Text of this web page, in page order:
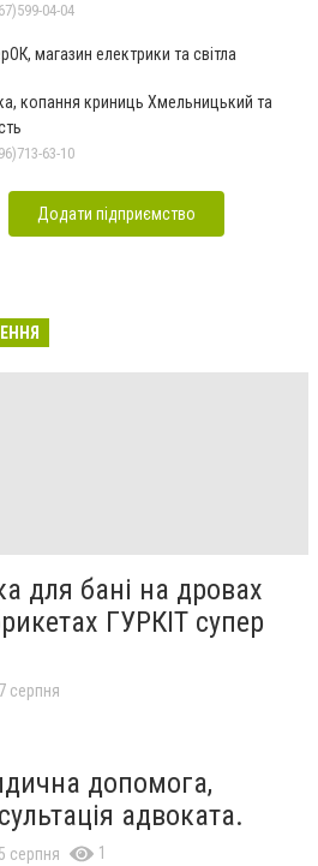
04-04
магазин електрики та світла
копання криниць Хмельницький та
63-10
Додати підприємство
для бані на дровах
ГУРКІТ супер
серпня
допомога,
адвоката.
серпня 1